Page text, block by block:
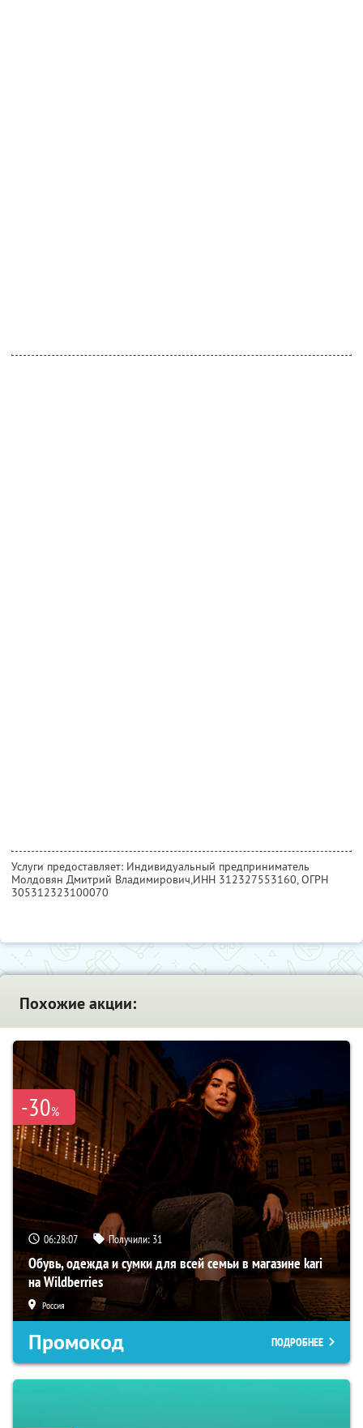
Услуги предоставляет: Индивидуальный предприниматель
Молдовян Дмитрий Владимирович,ИНН 312327553160, ОГРН
305312323100070
Похожие акции:
-30%
06:28:05 Получили: 31
Обувь, одежда и сумки для всей семьи в магазине kari
на Wildberries
Россия
Промокод ПОДРОБНЕЕ